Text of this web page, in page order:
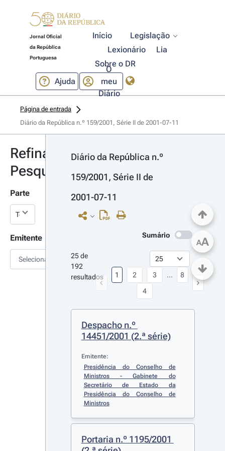
Jornal Oficial
da República
Portuguesa
Início
Legislação
Lexionário
Lia
Sobre o DR
Ajuda
O
meu
Diário
Página de entrada
Diário da República n.º 159/2001, Série II de 2001-07-11
Refinar
Pesquisa
Parte
Emitente
Selecionar
Diário da República n.º
159/2001, Série II de
2001-07-11
Sumário
25 de
192
resultados
1 2
3
4
... 8
Despacho n.º
14451/2001 (2.ª série)
Emitente:
Presidência do Conselho de
Ministros - Gabinete do
Secretário de Estado da
Presidência do Conselho de
Ministros
Portaria n.º 1195/2001
AA